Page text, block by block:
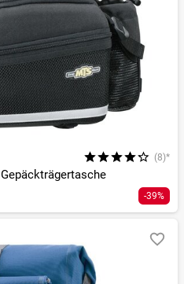
(8)*
-39%